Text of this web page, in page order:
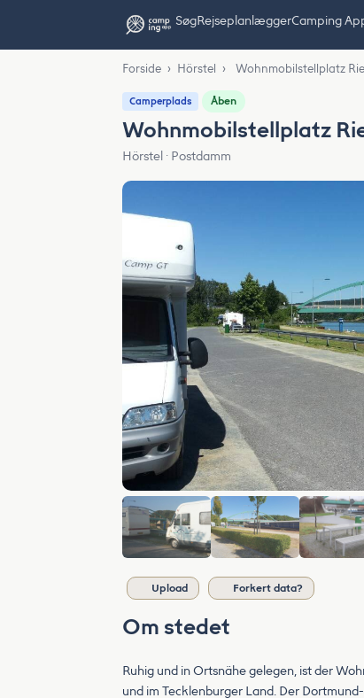
SøgRejseplanlæggerCamping
Forside › Hörstel › Wohnmobilstellplatz
Camperplads Åben
Wohnmobilstellplatz
Hörstel · Postdamm
Upload Forkert data?
Om stedet
Ruhig und in Ortsnähe gelegen, ist der
und im Tecklenburger Land. Der